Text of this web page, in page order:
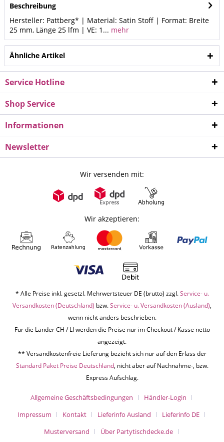
Beschreibung
Hersteller: Pattberg* | Material: Satin Stoff | Format: Breite
25 mm, Länge 25 lfm | VE: 1... mehr
Ähnliche Artikel
Service Hotline
Shop Service
Informationen
Newsletter
Wir versenden mit:
Wir akzeptieren:
* Alle Preise inkl. gesetzl. Mehrwertsteuer DE (brutto) zzgl.Service- u.
Versandkosten (Deutschland) bzw.Service- u. Versandkosten (Ausland),
wenn nicht anders beschrieben.
Für die Länder CH / LI werden die Preise nur im Checkout / Kasse netto
angezeigt.
** Versandkostenfreie Lieferung bezieht sich nur auf den Erlass der
Standard Paket Preise Deutschland, nicht aber auf Nachnahme-, bzw.
Express Aufschlag.
Allgemeine Geschäftsbedingungen
Händler-Login
Impressum
Kontakt Lieferinfo Ausland
Lieferinfo DE
Musterversand
Über Partytischdecke.de